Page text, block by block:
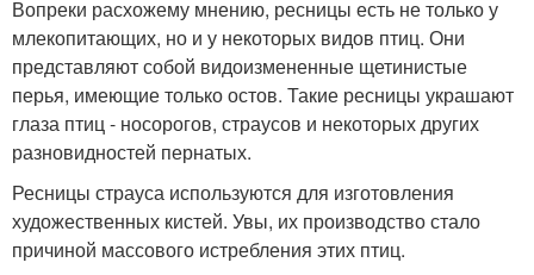
Вопреки расхожему мнению, ресницы есть не только у
млекопитающих, но и у некоторых видов птиц. Они
представляют собой видоизмененные щетинистые
перья, имеющие только остов. Такие ресницы украшают
глаза птиц - носорогов, страусов и некоторых других
разновидностей пернатых.
Ресницы страуса используются для изготовления
художественных кистей. Увы, их производство стало
причиной массового истребления этих птиц.